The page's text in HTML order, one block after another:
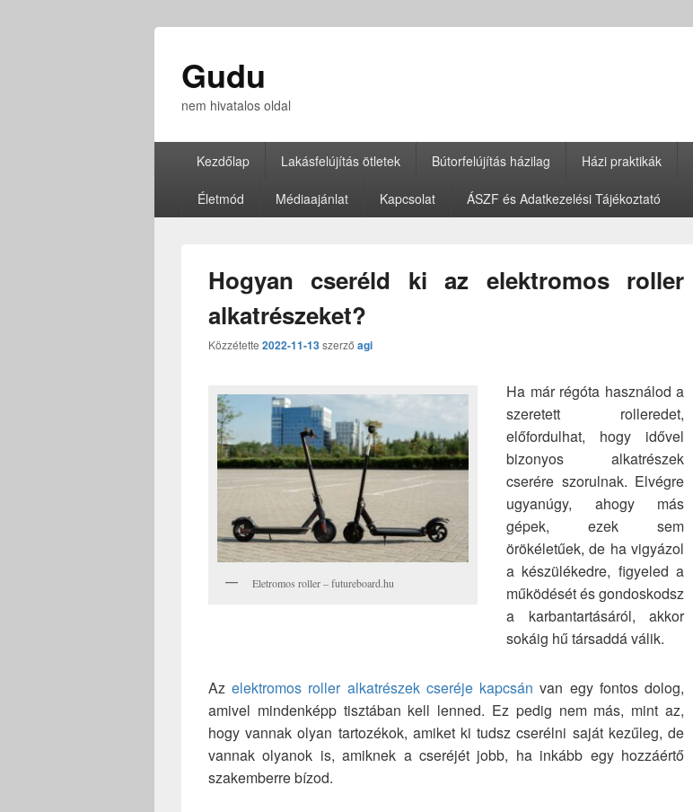
Gudu
nem hivatalos oldal
Kezdőlap Lakásfelújítás ötletek Bútorfelújítás házilag Házi praktikák
Életmód Médiaajánlat Kapcsolat ÁSZF és Adatkezelési Tájékoztató
Hogyan cseréld ki az elektromos roller
alkatrészeket?
Közzétette 2022-11-13szerző agi
Eletromos roller – futureboard.hu
Ha már régóta használod a
szeretett rolleredet,
előfordulhat, hogy idővel
bizonyos alkatrészek
cserére szorulnak. Elvégre
ugyanúgy, ahogy más
gépek, ezek sem
örökéletűek, de ha vigyázol
a készülékedre, figyeled a
működését és gondoskodsz
a karbantartásáról, akkor
sokáig hű társaddá válik.
Azelektromos roller alkatrészek cseréje kapcsán van egy fontos dolog,
amivel mindenképp tisztában kell lenned. Ez pedig nem más, mint az,
hogy vannak olyan tartozékok, amiket ki tudsz cserélni saját kezűleg, de
vannak olyanok is, amiknek a cseréjét jobb, ha inkább egy hozzáértő
szakemberre bízod.